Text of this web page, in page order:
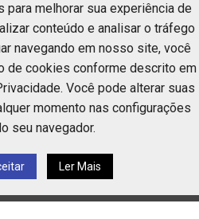
melhorar sua experiência de
conteúdo e analisar o tráfego
navegando em nosso site, você
de cookies conforme descrito em
Você pode alterar suas
momento nas configurações
seu navegador.
Ler Mais